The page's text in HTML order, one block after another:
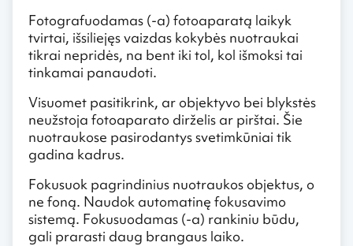
Fotografuodamas (-a) fotoaparatą laikyk
tvirtai, išsiliejęs vaizdas kokybės nuotraukai
tikrai nepridės, na bent iki tol, kol išmoksi tai
tinkamai panaudoti.
Visuomet pasitikrink, ar objektyvo bei blykstės
neužstoja fotoaparato dirželis ar pirštai. Šie
nuotraukose pasirodantys svetimkūniai tik
gadina kadrus.
Fokusuok pagrindinius nuotraukos objektus, o
ne foną. Naudok automatinę fokusavimo
sistemą. Fokusuodamas (-a) rankiniu būdu,
gali prarasti daug brangaus laiko.